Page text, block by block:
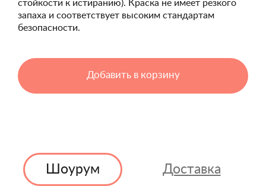
стойкости к истиранию). Краска не имеет резкого
запаха и соответствует высоким стандартам
безопасности.
Добавить в корзину
Шоурум Доставка